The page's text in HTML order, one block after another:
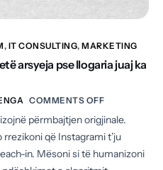
, IT CONSULTING,MARKETING
arsyeja pse llogaria juaj ka
COMMENTS OFF
përmbajtjen origjinale.
që Instagrami t’ju
in. Mësoni si të humanizoni